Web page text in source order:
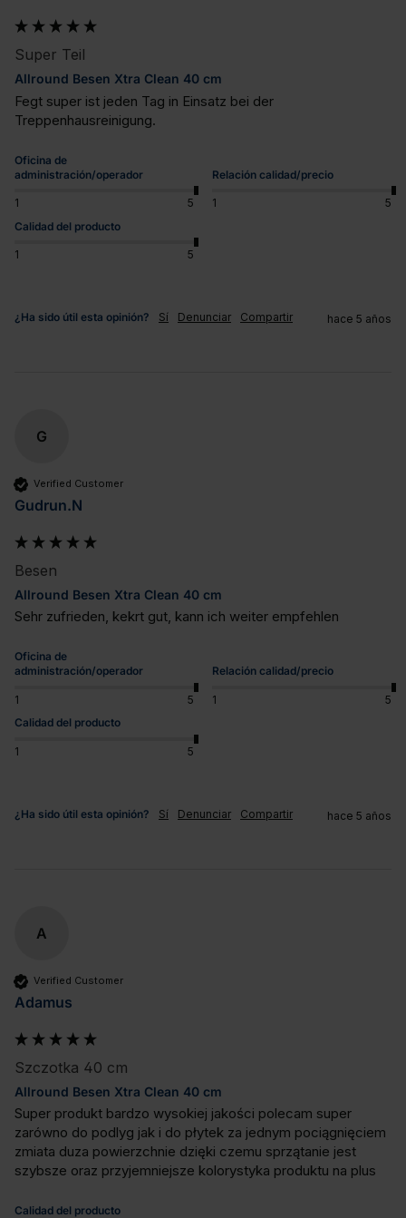
Super Teil
Allround Besen Xtra Clean 40 cm
Fegt super ist jeden Tag in Einsatz bei der
Treppenhausreinigung.
Oficina de
administración/operador
1 5
Relación calidad/precio
1
5
Calidad del producto
1 5
¿Ha sido útil esta opinión? Sí Denunciar Compartir hace 5 años
G
Verified Customer
Gudrun.N
Besen
Allround Besen Xtra Clean 40 cm
Sehr zufrieden, kekrt gut, kann ich weiter empfehlen
Oficina de
administración/operador
1 5
Relación calidad/precio
1
5
Calidad del producto
1 5
¿Ha sido útil esta opinión? Sí Denunciar Compartir hace 5 años
A
Verified Customer
Adamus
Szczotka 40 cm
Allround Besen Xtra Clean 40 cm
Super produkt bardzo wysokiej jakości polecam super
zarówno do podlyg jak i do płytek za jednym pociągnięciem
zmiata duza powierzchnie dzięki czemu sprzątanie jest
szybsze oraz przyjemniejsze kolorystyka produktu na plus
Calidad del producto